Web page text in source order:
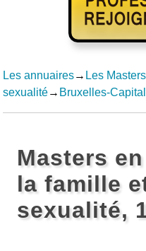
Les annuaires→ Les
sexualité→ Bruxelles-
Masters
la famille
sexualité,